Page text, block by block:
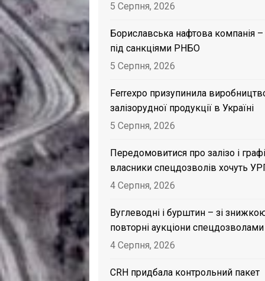
5 Серпня, 2026
Бориславська нафтова компанія –
під санкціями РНБО
5 Серпня, 2026
Ferrexpo призупинила
залізорудної продукції в Україні
5 Серпня, 2026
Передомовитися про залізо і
власники спецдозволів хочуть
4 Серпня, 2026
Вуглеводні і бурштин – зі
повторні аукціони спецдозволами
4 Серпня, 2026
CRH придбала контрольний пакет